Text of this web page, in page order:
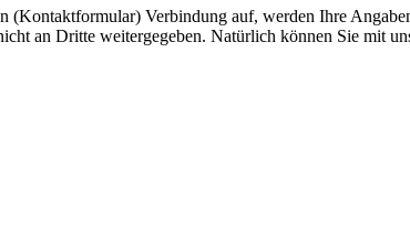
Verbindung auf, werden Ihre
an Dritte weitergegeben. Natürlich können Sie mit